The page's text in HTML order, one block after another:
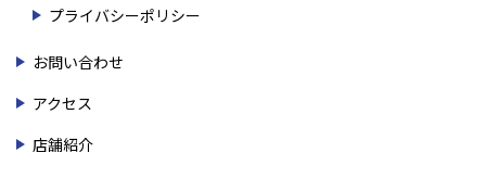
プライバシーポリシー
お問い合わせ
アクセス
店舗紹介